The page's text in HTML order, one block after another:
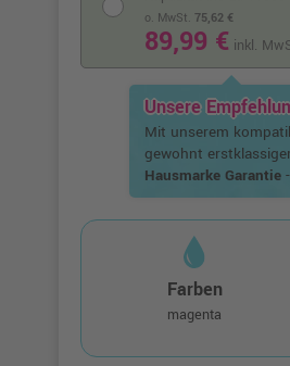
o. MwSt. 75,62 €
89,99 € inkl.
Unsere
Mit unserem
gewohnt
Hausmarke Garantie
Farben
magenta